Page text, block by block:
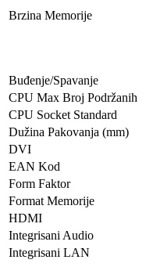
Brzina Memorije
Buđenje/Spavanje
CPU Max Broj Podržanih
CPU Socket Standard
Dužina Pakovanja (mm)
DVI
EAN Kod
Form Faktor
Format Memorije
HDMI
Integrisani Audio
Integrisani LAN